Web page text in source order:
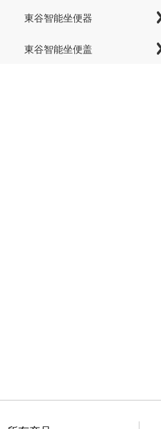
東谷智能坐便器
東谷智能坐便盖